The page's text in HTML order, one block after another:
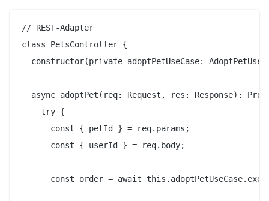
// REST-Adapter
class PetsController {
constructor(private adoptPetUseCase:
async adoptPet(req: Request, res: Response):
    try {
      const { petId } = req.params;
      const { userId } = req.body;
const order = await